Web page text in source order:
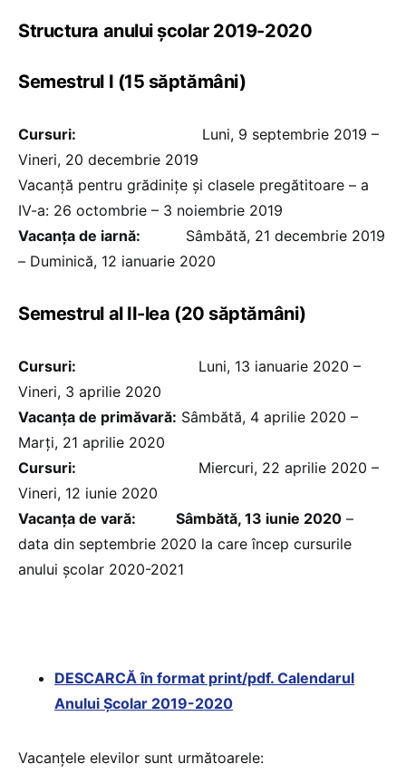
Structura anului școlar 2019-2020
Semestrul I (15 săptămâni)
Cursuri:
Luni, 9 septembrie 2019 –
Vineri, 20 decembrie 2019
Vacanță pentru grădinițe și clasele pregătitoare – a
IV-a: 26 octombrie – 3 noiembrie 2019
Vacanța de iarnă: Sâmbătă, 21 decembrie 2019
– Duminică, 12 ianuarie 2020
Semestrul al II-lea (20 săptămâni)
Cursuri: Luni, 13 ianuarie 2020 –
Vineri, 3 aprilie 2020
Vacanţa de primăvară: Sâmbătă, 4 aprilie 2020 –
Marți, 21 aprilie 2020
Cursuri: Miercuri, 22 aprilie 2020 –
Vineri, 12 iunie 2020
Vacanţa de vară: Sâmbătă, 13 iunie 2020 –
data din septembrie 2020 la care încep cursurile
anului școlar 2020-2021
DESCARCĂ în format print/pdf. Calendarul
Anului Școlar 2019-2020
Vacanţele elevilor sunt următoarele: